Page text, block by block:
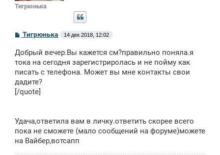
Тигрюнька
С
б
щ
н
и
Тигрюнька 14 дек 2018, 12:02
Добрый вечер.Вы кажется см?правильно поняла.я
тока на сегодня зарегистриролась и не пойму как
писать с телефона. Может вы мне контакты свои
дадите?
[/quote]
Удача,ответила вам в личку.ответить скорее всего
пока не сможете (мало сообщений на форуме)можете
на Вайбер,вотсапп